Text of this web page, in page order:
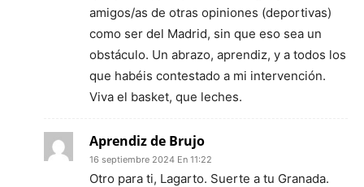
amigos/as de otras opiniones (deportivas)
como ser del Madrid, sin que eso sea un
obstáculo. Un abrazo, aprendiz, y a todos los
que habéis contestado a mi intervención.
Viva el basket, que leches.
Aprendiz de Brujo
16 septiembre 2024 En 11:22
Otro para ti, Lagarto. Suerte a tu Granada.